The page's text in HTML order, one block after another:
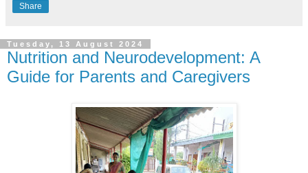
Share
Tuesday, 13 August 2024
Nutrition and Neurodevelopment: A
Guide for Parents and Caregivers